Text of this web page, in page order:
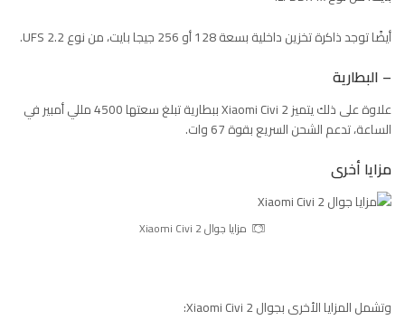
أيضًا توجد ذاكرة تخزين داخلية بسعة 128 أو 256 جيجا بايت، من نوع UFS 2.2.
– البطارية
علاوة على ذلك يتميز Xiaomi Civi 2 ببطارية تبلغ سعتها 4500 مللي أمبير في
الساعة، تدعم الشحن السريع بقوة 67 وات.
مزايا أخرى
مزايا جوال Xiaomi Civi 2
وتشمل المزايا الأخرى بجوال Xiaomi Civi 2: